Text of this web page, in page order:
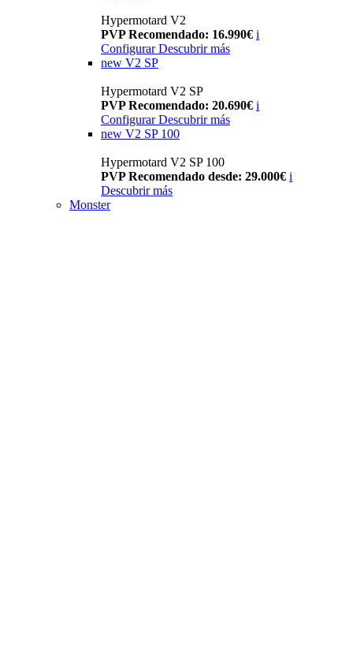
Hypermotard V2
PVP Recomendado: 16.990€ i
Configurar Descubrir más
new V2 SP
Hypermotard V2 SP
PVP Recomendado: 20.690€ i
Configurar Descubrir más
new V2 SP 100
Hypermotard V2 SP 100
PVP Recomendado desde: 29.000€ i
Descubrir más
Monster